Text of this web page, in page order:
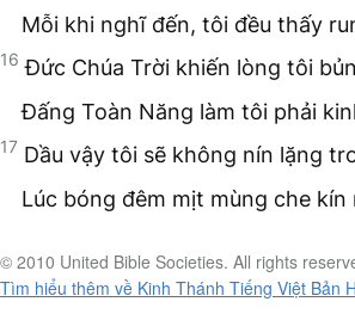
Mỗi khi nghĩ đến, tôi đều thấy
16 Đức Chúa Trời khiến lòng tôi
Đấng Toàn Năng làm tôi phải
17 Dầu vậy tôi sẽ không nín lặng
Lúc bóng đêm mịt mùng che kín
© 2010 United Bible Societies. All rights
Tìm hiểu thêm về Kinh Thánh Tiếng Việt Bản